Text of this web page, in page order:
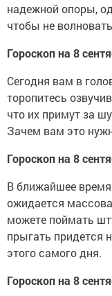
надежной опоры,
чтобы не
Гороскоп на 8
Сегодня вам в
торопитесь
что их примут за
Зачем вам это
Гороскоп на 8
В ближайшее
ожидается
можете поймать
прыгать придется
этого самого дня.
Гороскоп на 8